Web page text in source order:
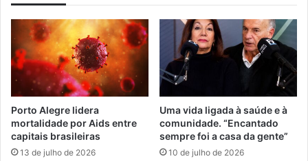
Porto Alegre lidera
mortalidade por Aids entre
capitais brasileiras
13 de julho de 2026
Uma vida ligada à saúde e à
comunidade. “Encantado
sempre foi a casa da gente”
10 de julho de 2026